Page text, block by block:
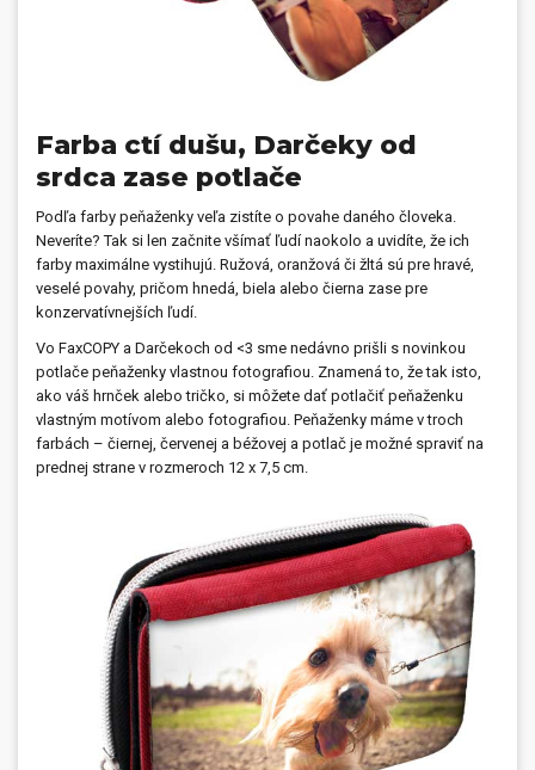
Farba ctí dušu, Darčeky od
srdca zase potlače
Podľa farby peňaženky veľa zistíte o povahe daného človeka.
Neveríte? Tak si len začnite všímať ľudí naokolo a uvidíte, že ich
farby maximálne vystihujú. Ružová, oranžová či žltá sú pre hravé,
veselé povahy, pričom hnedá, biela alebo čierna zase pre
konzervatívnejších ľudí.
Vo FaxCOPY a Darčekoch od <3 sme nedávno prišli s novinkou
potlače peňaženky vlastnou fotografiou. Znamená to, že tak isto,
ako váš hrnček alebo tričko, si môžete dať potlačiť peňaženku
vlastným motívom alebo fotografiou. Peňaženky máme v troch
farbách – čiernej, červenej a béžovej a potlač je možné spraviť na
prednej strane v rozmeroch 12 x 7,5 cm.